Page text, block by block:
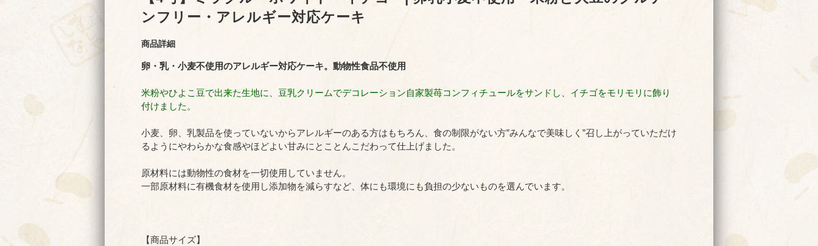
ンフリー・アレルギー対応ケーキ
商品詳細
卵・乳・小麦不使用のアレルギー対応ケーキ。動物性食品不使用
米粉やひよこ豆で出来た生地に、豆乳クリームでデコレーション自家製苺コンフィチュールをサンドし、イチゴをモリモリに飾り
付けました。
小麦、卵、乳製品を使っていないからアレルギーのある方はもちろん、食の制限がない方”みんなで美味しく”召し上がっていただけ
るようにやわらかな食感やほどよい甘みにとことんこだわって仕上げました。
原材料には動物性の食材を一切使用していません。
一部原材料に有機食材を使用し添加物を減らすなど、体にも環境にも負担の少ないものを選んでいます。
【商品サイズ】